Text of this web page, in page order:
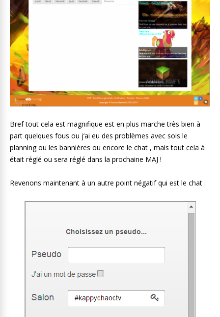
Bref tout cela est magnifique est en plus marche très bien à
part quelques fous ou j’ai eu des problèmes avec sois le
planning ou les bannières ou encore le chat , mais tout cela à
était réglé ou sera réglé dans la prochaine MAJ !
Revenons maintenant à un autre point négatif qui est le chat :